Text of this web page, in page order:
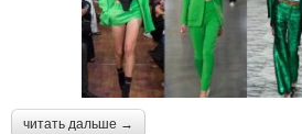
читать дальше →